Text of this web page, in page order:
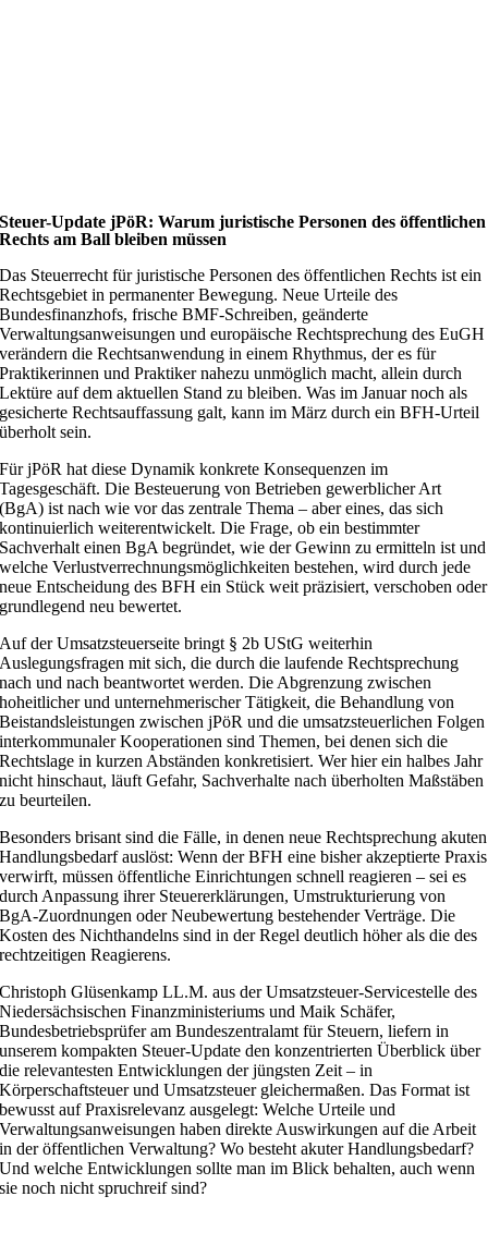
Steuer-Update jPöR: Warum juristische Personen des öffentlichen
Rechts am Ball bleiben müssen
Das Steuerrecht für juristische Personen des öffentlichen Rechts ist ein
Rechtsgebiet in permanenter Bewegung. Neue Urteile des
Bundesfinanzhofs, frische BMF-Schreiben, geänderte
Verwaltungsanweisungen und europäische Rechtsprechung des EuGH
verändern die Rechtsanwendung in einem Rhythmus, der es für
Praktikerinnen und Praktiker nahezu unmöglich macht, allein durch
Lektüre auf dem aktuellen Stand zu bleiben. Was im Januar noch als
gesicherte Rechtsauffassung galt, kann im März durch ein BFH-Urteil
überholt sein.
Für jPöR hat diese Dynamik konkrete Konsequenzen im
Tagesgeschäft. Die Besteuerung von Betrieben gewerblicher Art
(BgA) ist nach wie vor das zentrale Thema – aber eines, das sich
kontinuierlich weiterentwickelt. Die Frage, ob ein bestimmter
Sachverhalt einen BgA begründet, wie der Gewinn zu ermitteln ist und
welche Verlustverrechnungsmöglichkeiten bestehen, wird durch jede
neue Entscheidung des BFH ein Stück weit präzisiert, verschoben oder
grundlegend neu bewertet.
Auf der Umsatzsteuerseite bringt § 2b UStG weiterhin
Auslegungsfragen mit sich, die durch die laufende Rechtsprechung
nach und nach beantwortet werden. Die Abgrenzung zwischen
hoheitlicher und unternehmerischer Tätigkeit, die Behandlung von
Beistandsleistungen zwischen jPöR und die umsatzsteuerlichen Folgen
interkommunaler Kooperationen sind Themen, bei denen sich die
Rechtslage in kurzen Abständen konkretisiert. Wer hier ein halbes Jahr
nicht hinschaut, läuft Gefahr, Sachverhalte nach überholten Maßstäben
zu beurteilen.
Besonders brisant sind die Fälle, in denen neue Rechtsprechung akuten
Handlungsbedarf auslöst: Wenn der BFH eine bisher akzeptierte Praxis
verwirft, müssen öffentliche Einrichtungen schnell reagieren – sei es
durch Anpassung ihrer Steuererklärungen, Umstrukturierung von
BgA-Zuordnungen oder Neubewertung bestehender Verträge. Die
Kosten des Nichthandelns sind in der Regel deutlich höher als die des
rechtzeitigen Reagierens.
Christoph Glüsenkamp LL.M. aus der Umsatzsteuer-Servicestelle des
Niedersächsischen Finanzministeriums und Maik Schäfer,
Bundesbetriebsprüfer am Bundeszentralamt für Steuern, liefern in
unserem kompakten Steuer-Update den konzentrierten Überblick über
die relevantesten Entwicklungen der jüngsten Zeit – in
Körperschaftsteuer und Umsatzsteuer gleichermaßen. Das Format ist
bewusst auf Praxisrelevanz ausgelegt: Welche Urteile und
Verwaltungsanweisungen haben direkte Auswirkungen auf die Arbeit
in der öffentlichen Verwaltung? Wo besteht akuter Handlungsbedarf?
Und welche Entwicklungen sollte man im Blick behalten, auch wenn
sie noch nicht spruchreif sind?